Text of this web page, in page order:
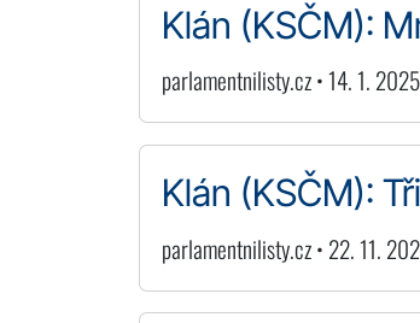
Klán (KSČM):
parlamentnilisty.cz • 14. 1.
Klán (KSČM):
parlamentnilisty.cz • 22. 11.